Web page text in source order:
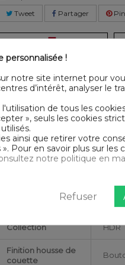
Tweet Partager
-5%
de remise dès 2 articles achetés
Certification
Matériaux
Collection HDR
Finition housse de
couette
personnalisée !
notre site internet pour
d’intérêt, analyser le
de tous les
», seuls les cookies
ainsi que retirer votre
Pour en savoir plus sur les
notre politique en
Refuser